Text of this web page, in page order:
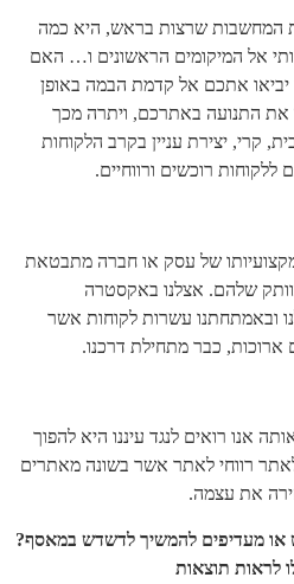
המחשבות שרצות בראש, היא כמה
אל המיקומים הראשונים ו… האם
אתכם אל קדמת הבמה באופן
את התנועה באתרכם, ויתרה מכך
קרי, יצירת עניין בקרב הלקוחות
רוכשים ורווחיים.
של עסק או חברה מתבטאת
שלהם. אצלנו באקסטרה
ובאמתחתנו עשרות לקוחות אשר
ארוכות, כבר מתחילת דרכנו.
אנו רואים לנגד עיננו היא להפוך
רווחי לאתר אשר בשונה מאתרים
את עצמה.
או מעדיפים להמשיך לדשדש במאסף?
לראות תוצאות